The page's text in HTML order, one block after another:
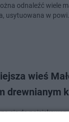
odnaleźć wiele
usytuowana w powi…
wieś
drewnianym
się do